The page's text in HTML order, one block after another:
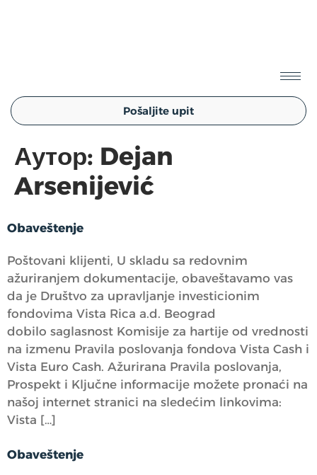
Pošaljite upit
Аутор: Dejan
Arsenijević
Obaveštenje
Poštovani klijenti, U skladu sa redovnim
ažuriranjem dokumentacije, obaveštavamo vas
da je Društvo za upravljanje investicionim
fondovima Vista Rica a.d. Beograd
dobilo saglasnost Komisije za hartije od vrednosti
na izmenu Pravila poslovanja fondova Vista Cash i
Vista Euro Cash. Ažurirana Pravila poslovanja,
Prospekt i Ključne informacije možete pronaći na
našoj internet stranici na sledećim linkovima:
Vista […]
Obaveštenje